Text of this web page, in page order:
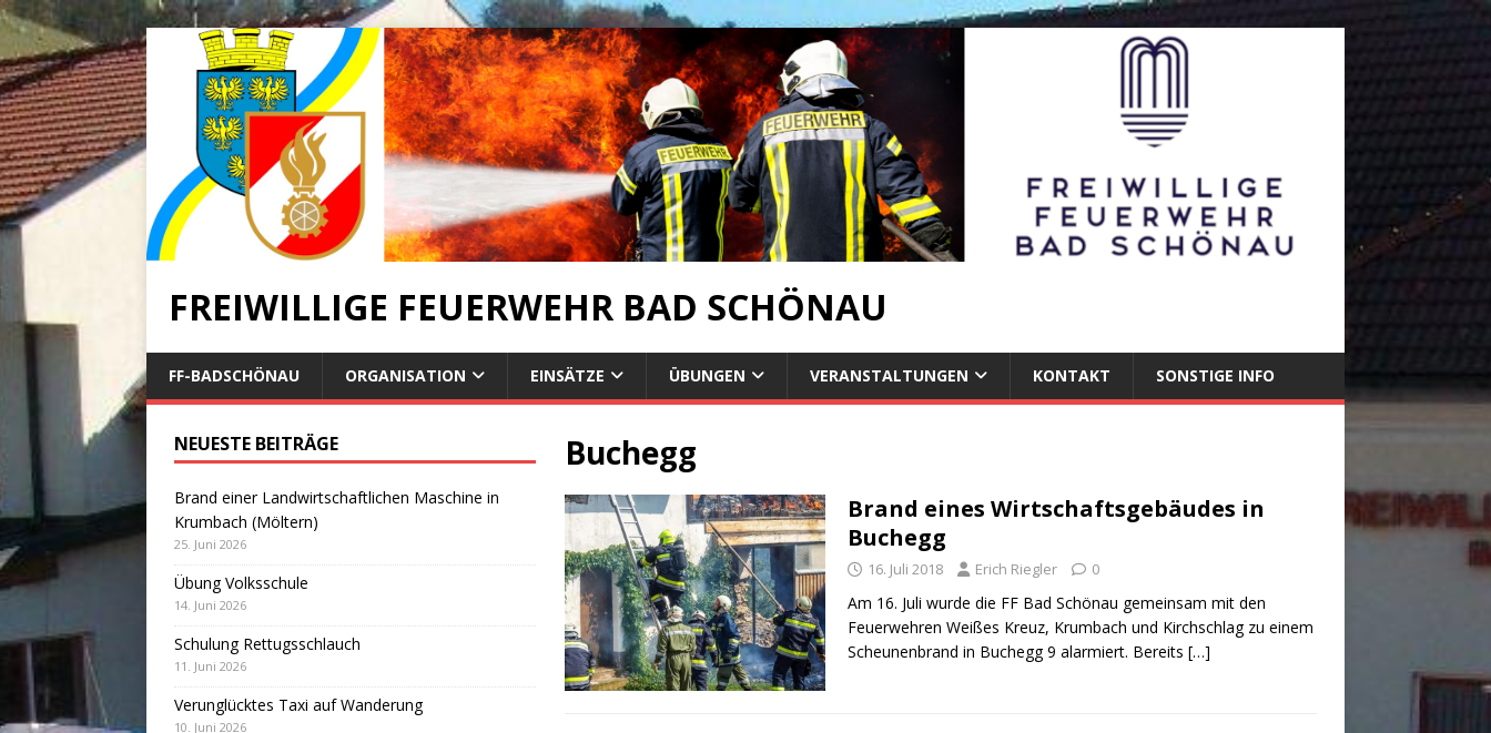
FREIWILLIGE FEUERWEHR BAD SCHÖNAU
FF-BADSCHÖNAU ORGANISATION EINSÄTZE ÜBUNGEN VERANSTALTUNGEN KONTAKT SONSTIGE INFO
Buchegg
Brand eines Wirtschaftsgebäudes in
Buchegg
16. Juli 2018 Erich Riegler 0
Am 16. Juli wurde die FF Bad Schönau gemeinsam mit den
Feuerwehren Weißes Kreuz, Krumbach und Kirchschlag zu einem
Scheunenbrand in Buchegg 9 alarmiert. Bereits […]
NEUESTE BEITRÄGE
Brand einer Landwirtschaftlichen Maschine in
Krumbach (Möltern)
25. Juni 2026
Übung Volksschule
14. Juni 2026
Schulung Rettugsschlauch
11. Juni 2026
Verunglücktes Taxi auf Wanderung
10. Juni 2026